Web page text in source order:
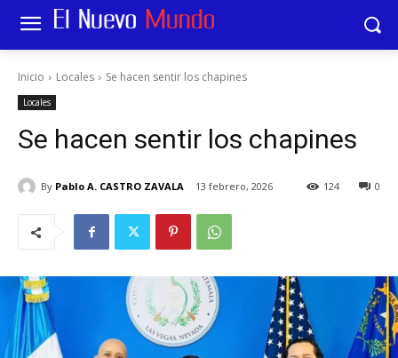
Inicio Locales Se hacen sentir los chapines
Locales
Se hacen sentir los chapines
By Pablo A. CASTRO ZAVALA 13 febrero, 2026 0
124